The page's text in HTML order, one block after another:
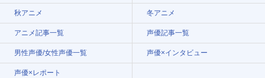
秋アニメ 冬アニメ
アニメ記事一覧 声優記事一覧
男性声優/女性声優一覧 声優×インタビュー
声優×レポート